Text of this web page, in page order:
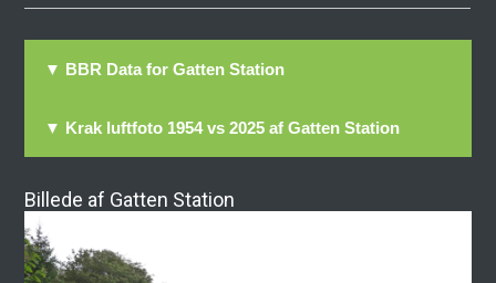
▼ BBR Data for Gatten Station
▼ Krak luftfoto 1954 vs 2025 af Gatten Station
Billede af Gatten Station